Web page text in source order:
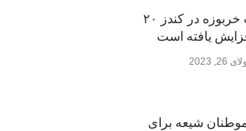
حاصلات خربوزه در کندز ۲۰
یافته است
26, 2023
شیعه برای